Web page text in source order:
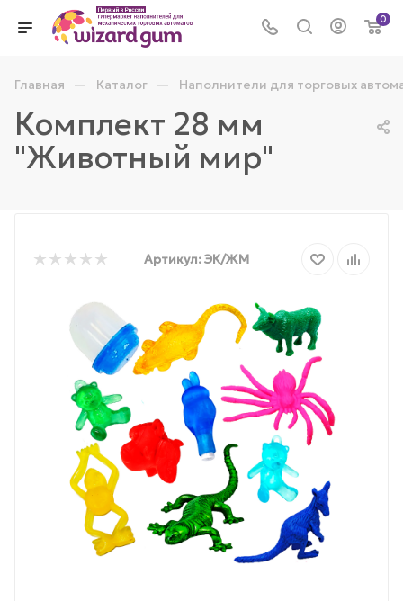
0
Главная — Каталог — Наполнители для торговых
Комплект 28 мм
"Животный мир"
Артикул:ЭК/ЖМ